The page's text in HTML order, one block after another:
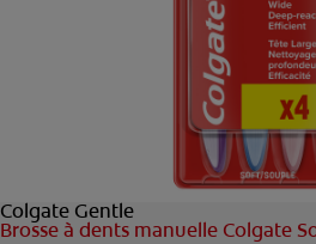
ROUTINE
Colgate Gentle
Brosse à dents manuelle Colgate